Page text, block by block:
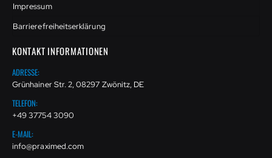
Impressum
Barrierefreiheitserklärung
KONTAKT INFORMATIONEN
ADRESSE:
Grünhainer Str. 2, 08297 Zwönitz, DE
TELEFON:
+49 37754 3090
E-MAIL:
info@praximed.com